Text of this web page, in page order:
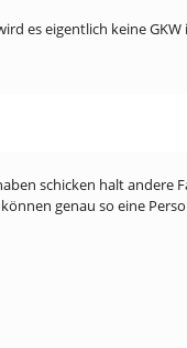
es eigentlich keine
schicken halt andere
genau so eine